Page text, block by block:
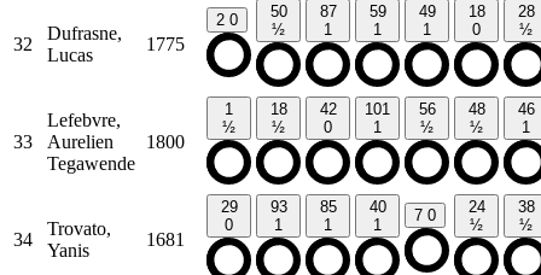
32
Dufrasne,
Lucas
1775
2 0
50
½
87
1
59
1
49
1
18
0
28
½
33
Lefebvre,
Aurelien
Tegawende
1800
1
½
18
½
42
0
101
1
56
½
48
½
46
1
34
Trovato,
Yanis
1681
29
0
93
1
85
1
40
1
7 0
24
½
38
½